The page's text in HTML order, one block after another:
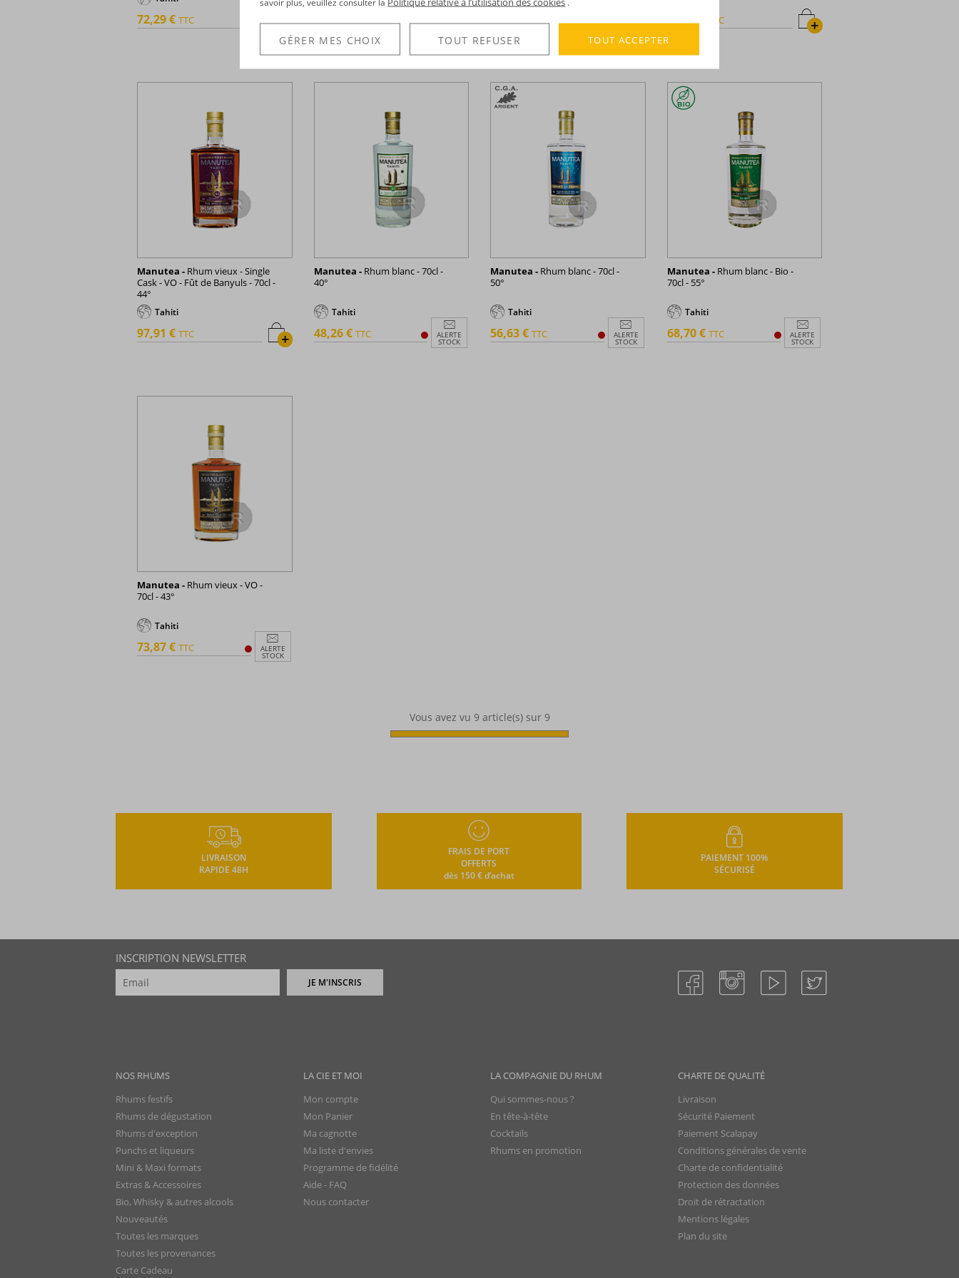
+
72,29 € TTC +
79,86 €TTC +
134,20 €TTC +
88,74 € TTC
Manutea - Rhum vieux - Single
Cask - VO - Fût de Banyuls - 70cl -
44°
Tahiti
+
97,91 € TTC
Manutea -Rhum blanc - 70cl -
40°
Tahiti
ALERTE
STOCK
48,26 € TTC
Manutea - Rhum blanc - 70cl -
50°
Tahiti
ALERTE
STOCK
56,63 € TTC
Manutea -Rhum blanc - Bio -
70cl - 55°
Tahiti
ALERTE
STOCK
68,70 € TTC
Manutea - Rhum vieux - VO -
70cl - 43°
Tahiti
ALERTE
STOCK
73,87 € TTC
Vous avez vu 9article(s) sur 9
LIVRAISON
RAPIDE 48H
FRAIS DE PORT
OFFERTS
dès 150 € d’achat
PAIEMENT 100%
SÉCURISÉ
INSCRIPTION NEWSLETTER
JE M'INSCRIS
NOS RHUMS
Rhums festifs
Rhums de dégustation
Rhums d'exception
Punchs et liqueurs
Mini & Maxi formats
Extras & Accessoires
Bio, Whisky & autres alcools
Nouveautés
Toutes les marques
Toutes les provenances
Carte Cadeau
LA COMPAGNIE DU RHUM
Qui sommes-nous ?
En tête-à-tête
Cocktails
Rhums en promotion
LA CIE ET MOI
Mon compte
Mon Panier
Ma cagnotte
Ma liste d'envies
Programme de fidélité
Aide - FAQ
Nous contacter
CHARTE DE QUALITÉ
Livraison
Sécurité Paiement
Paiement Scalapay
Conditions générales de vente
Charte de confidentialité
Protection des données
Droit de rétractation
Mentions légales
Plan du site
savoir plus, veuillez consulter la
.
GÉRER MES CHOIX TOUT REFUSER TOUT ACCEPTER